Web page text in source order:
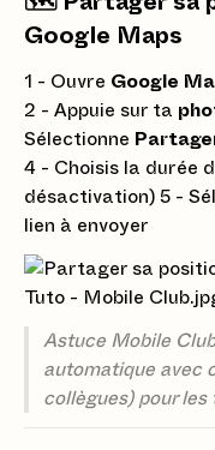
Google Maps
1 - Ouvre Google
2 - Appuie sur ta
Sélectionne
4 - Choisis la durée
désactivation) 5 -
lien à envoyer
Astuce Mobile
automatique avec
collègues) pour